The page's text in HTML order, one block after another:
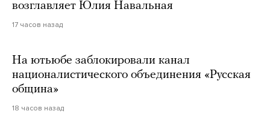
возглавляет Юлия Навальная
17 часов назад
На ютьюбе заблокировали канал
националистического объединения «Русская
община»
18 часов назад